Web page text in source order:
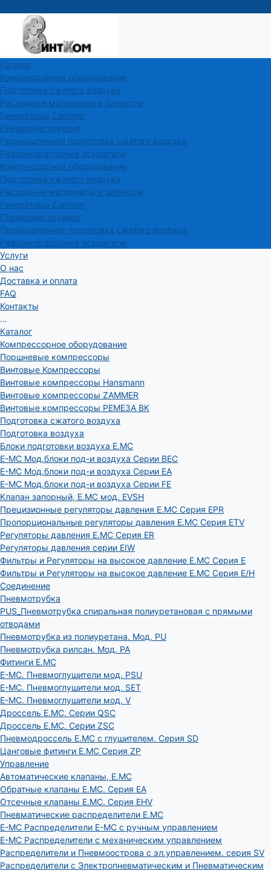
Каталог
Компрессорное оборудование
Подготовка сжатого воздуха
Расходные материалы и запчасти
Генераторы Zammer
Пневмоинструмент
Промышленная подготовка сжатого воздуха
Рефрижераторные осушители
Компрессорное оборудование
Подготовка сжатого воздуха
Расходные материалы и запчасти
Генераторы Zammer
Пневмоинструмент
Промышленная подготовка сжатого воздуха
Рефрижераторные осушители
Услуги
О нас
Доставка и оплата
FAQ
Контакты
...
Каталог
Компрессорное оборудование
Поршневые компрессоры
Винтовые Компрессоры
Винтовые компрессоры Hansmann
Винтовые компрессоры ZAMMER
Винтовые компрессоры РЕМЕЗА ВК
Подготовка сжатого воздуха
Подготовка воздуха
Блоки подготовки воздуха E.MC
E-MC Мод.блоки под-и воздуха Серии BEC
E-MC Мод.блоки под-и воздуха Серии EA
E-MC Мод.блоки под-и воздуха Серии FE
Клапан запорный, E.MC мод. EVSH
Прецизионные регуляторы давления E.MC Серия EPR
Пропорциональные регуляторы давления E.MC Серия ETV
Регуляторы давления E.MC Серия ER
Регуляторы давления серии EIW
Фильтры и Регуляторы на высокое давление E.MC Серия E
Фильтры и Регуляторы на высокое давление E.MC Серия E/H
Соединение
Пневмотрубка
PUS_Пневмотрубка спиральная полиуретановая с прямыми
отводами
Пневмотрубка из полиуретана. Мод. РU
Пневмотрубка рилсан. Мод. PA
Фитинги E.MC
E-MC. Пневмоглушители мод. PSU
E-MC. Пневмоглушители мод. SET
E-MC. Пневмоглушители мод. V
Дроссель E.MC. Серии QSC
Дроссель E.MC. Серии ZSC
Пневмодроссель E.MC с глушителем. Серия SD
Цанговые фитинги E.MC Серия ZP
Управление
Автоматические клапаны, Е.МС
Обратные клапаны E.MC. Серия EA
Отсечные клапаны E.MC. Серия EHV
Пневматические распределители E.MC
E-MC Распределители E-MC с ручным управлением
E-MC Распределители с механическим управлением
Распределители и Пневмоострова с эл.управлением. серия SV
Распределители с Электропневматическим и Пневматическим